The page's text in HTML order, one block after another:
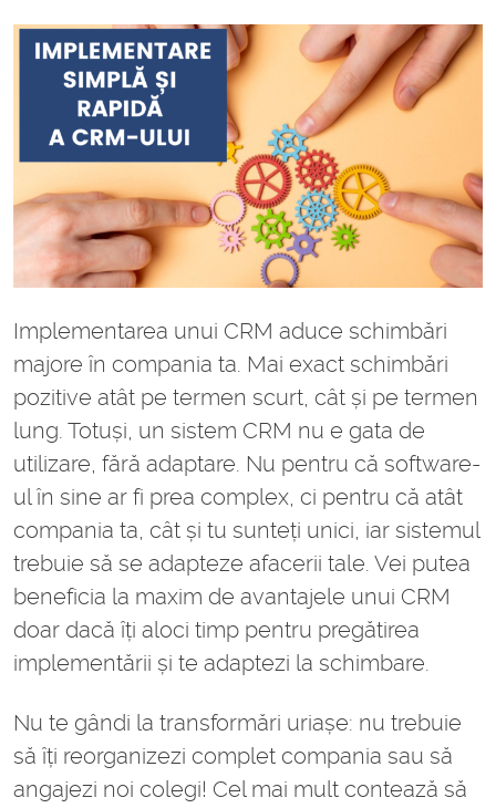
Implementarea unui CRM aduce schimbări
majore în compania ta. Mai exact schimbări
pozitive atât pe termen scurt, cât și pe termen
lung. Totuși, un sistem CRM nu e gata de
utilizare, fără adaptare. Nu pentru că software-
ul în sine ar fi prea complex, ci pentru că atât
compania ta, cât și tu sunteți unici, iar sistemul
trebuie să se adapteze afacerii tale. Vei putea
beneficia la maxim de avantajele unui CRM
doar dacă îți aloci timp pentru pregătirea
implementării și te adaptezi la schimbare.
Nu te gândi la transformări uriașe: nu trebuie
să îți reorganizezi complet compania sau să
angajezi noi colegi! Cel mai mult contează să